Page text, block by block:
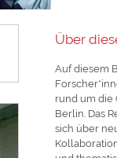
Über
Auf diesem
rund um die
Berlin. Das
sich über